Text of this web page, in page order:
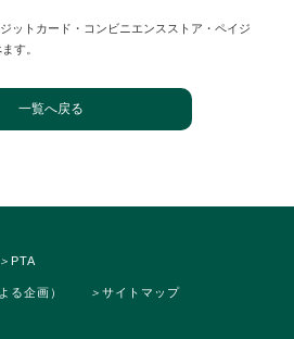
ットカード・コンビニエンスストア・ペイジ
す。
一覧へ戻る
＞PTA
る企画） ＞サイトマップ